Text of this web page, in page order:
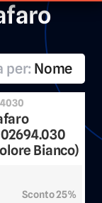
per: Nome
Bianco)
Sconto 25%